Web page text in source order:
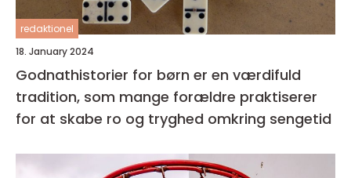
redaktionel
18. January 2024
Godnathistorier for børn er en værdifuld
tradition, som mange forældre praktiserer
for at skabe ro og tryghed omkring sengetid